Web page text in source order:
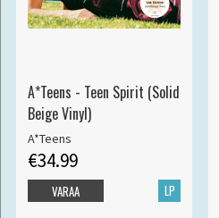
A*Teens - Teen Spirit (Solid
Beige Vinyl)
A*Teens
€34.99
LP
VARAA